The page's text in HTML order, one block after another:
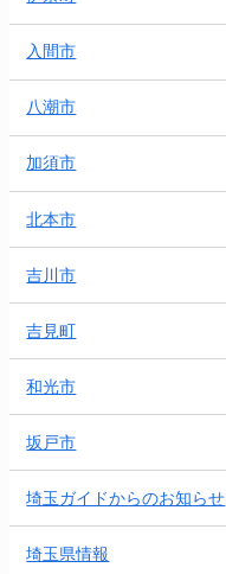
入間市
八潮市
加須市
北本市
吉川市
吉見町
和光市
坂戸市
埼玉ガイドからのお知らせ
埼玉県情報